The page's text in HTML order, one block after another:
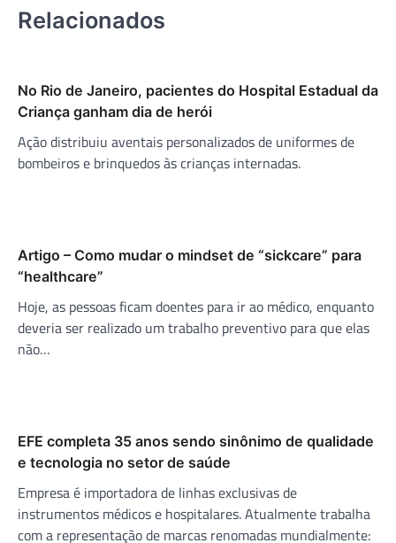
Relacionados
No Rio de Janeiro, pacientes do Hospital Estadual da
Criança ganham dia de herói
Ação distribuiu aventais personalizados de uniformes de
bombeiros e brinquedos às crianças internadas.
Artigo – Como mudar o mindset de “sickcare” para
“healthcare”
Hoje, as pessoas ficam doentes para ir ao médico, enquanto
deveria ser realizado um trabalho preventivo para que elas
não…
EFE completa 35 anos sendo sinônimo de qualidade
e tecnologia no setor de saúde
Empresa é importadora de linhas exclusivas de
instrumentos médicos e hospitalares. Atualmente trabalha
com a representação de marcas renomadas mundialmente: